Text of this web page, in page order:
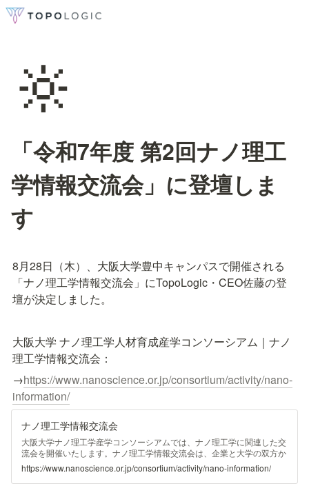
🔆
「令和7年度 第2回ナノ理工
学情報交流会」に登壇しま
す
8月28日（木）、大阪大学豊中キャンパスで開催される
「ナノ理工学情報交流会」にTopoLogic・CEO佐藤の登
壇が決定しました。
大阪大学 ナノ理工学人材育成産学コンソーシアム｜ナノ
理工学情報交流会：
→https://www.nanoscience.or.jp/consortium/activity/nano-
information/
ナノ理工学情報交流会
大阪大学ナノ理工学産学コンソーシアムでは、ナノ理工学に関連した交
流会を開催いたします。ナノ理工学情報交流会は、企業と大学の双方か
ら毎回のテーマに即した最先端の研究開発やトピックスなどを紹介し、
参加者の意見交換、情報交流を行うことを目的と しています。
https://www.nanoscience.or.jp/consortium/activity/nano-information/